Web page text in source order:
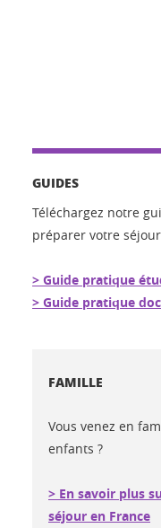
GUIDES
Téléchargez notre
préparer votre
> Guide pratique
> Guide pratique
FAMILLE
Vous venez en
enfants ?
> En savoir plus
séjour en France